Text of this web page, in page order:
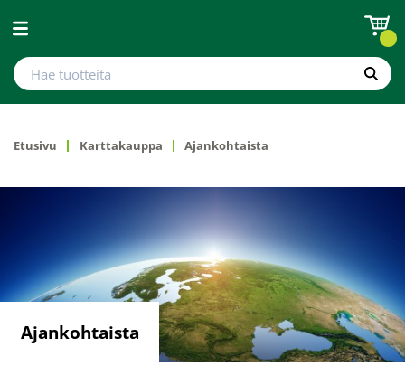
Avaa valikko
Hae tuotteita
Hae
Etusivu Karttakauppa Ajankohtaista
Ajankohtaista